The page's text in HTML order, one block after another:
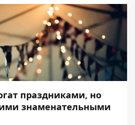
праздниками, но
знаменательными